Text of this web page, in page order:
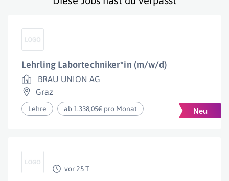
Lehrling Labortechniker*in (m/w/d)
BRAU UNION AG
Graz
Lehre ab 1.338,05€ pro Monat
vor 25 T